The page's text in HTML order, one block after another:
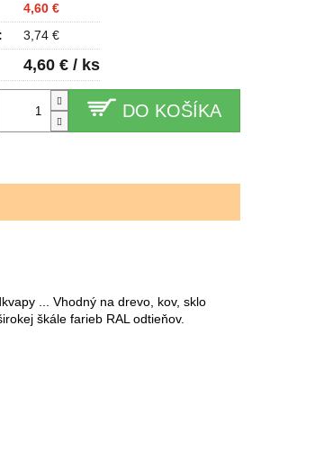
DO KOŠÍKA
4,60 €
3,74 €
4,60 € / ks
... Vhodný na drevo, kov, sklo
škále farieb RAL odtieňov.